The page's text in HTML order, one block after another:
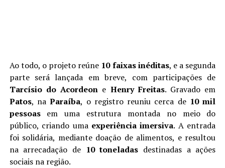
Ao todo, o projeto reúne 10 faixas inéditas, e a segunda
parte será lançada em breve, com participações de
Tarcísio do Acordeon e Henry Freitas. Gravado em
Patos, naParaíba, o registro reuniu cerca de 10 mil
pessoasem uma estrutura montada no meio do
público, criando uma experiência imersiva. A entrada
foi solidária, mediante doação de alimentos, e resultou
na arrecadação de 10 toneladas destinadas a ações
sociais na região.